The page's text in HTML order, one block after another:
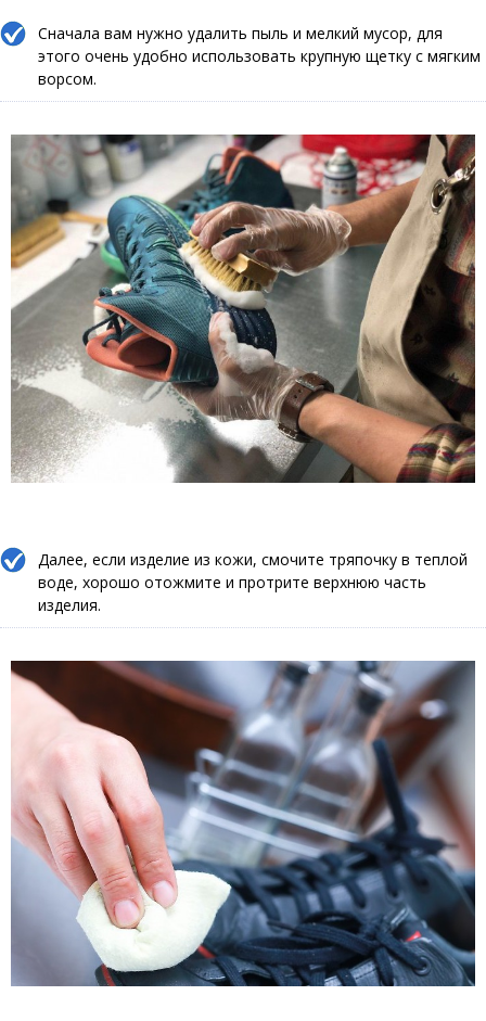
Сначала вам нужно удалить пыль и мелкий мусор, для
этого очень удобно использовать крупную щетку с мягким
ворсом.
Далее, если изделие из кожи, смочите тряпочку в теплой
воде, хорошо отожмите и протрите верхнюю часть
изделия.